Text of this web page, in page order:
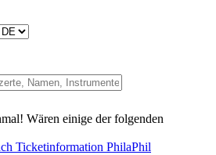
Wären einige der folgenden
Ticketinformation PhilaPhil